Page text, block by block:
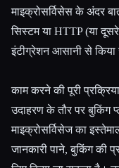
माइक्रोसर्विसेस के अंदर
सिस्टम या HTTP (या
इंटीग्रेशन आसानी से
काम करने की पूरी
उदाहरण के तौर पर बुकिंग
माइक्रोसर्विसेज का
जानकारी पाने, बुकिंग की